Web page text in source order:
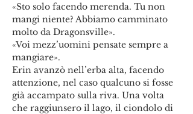
«Sto solo facendo merenda. Tu non
mangi niente? Abbiamo camminato
molto da Dragonsville».
«Voi mezz’uomini pensate sempre a
mangiare».
Erin avanzò nell’erba alta, facendo
attenzione, nel caso qualcuno si fosse
già accampato sulla riva. Una volta
che raggiunsero il lago, il ciondolo di